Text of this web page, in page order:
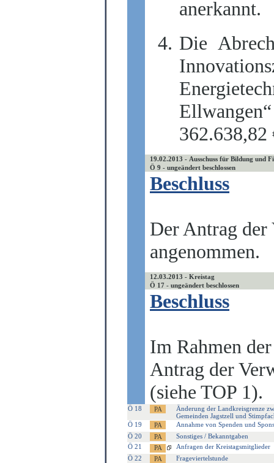
anerkannt.
Die
362.638,82
19.02.2013 - Ausschuss für Bildung und
Ö 9 - ungeändert beschlossen
Beschluss
Der Antrag
angenommen.
12.03.2013 - Kreistag
Ö 17 - ungeändert beschlossen
Beschluss
Im Rahmen
Antrag der
(siehe TOP 1).
Ö 18
Änderung der Landkreisgrenze
Gemeinden Jagstzell und
Ö 19
Annahme von Spenden und
Ö 20
Sonstiges / Bekanntgaben
Ö 21
Anfragen der Kreistagsmitglieder
Ö 22
Frageviertelstunde